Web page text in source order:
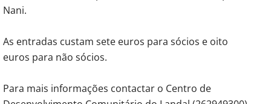
Nani.
As entradas custam sete euros para sócios e oito
euros para não sócios.
Para mais informações contactar o Centro de